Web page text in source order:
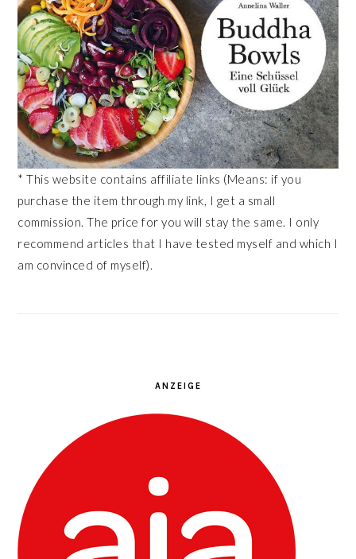
* This website contains affiliate links (Means: if you
purchase the item through my link, I get a small
commission. The price for you will stay the same. I only
recommend articles that I have tested myself and which I
am convinced of myself).
ANZEIGE